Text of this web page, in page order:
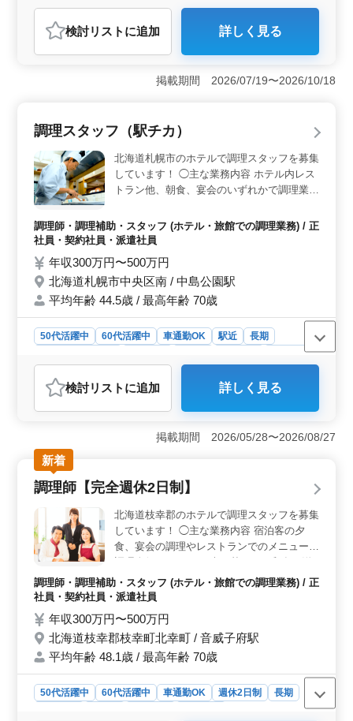
おすすめポイント
＜充実した福利厚生＞ この求人は、安定した収入に加
え、賞与も支給されるため、経済的な安心感がありま
す。雇用保険や労災保険、健康保険、厚生年金などの福
で、アクセスが非常に良好です。これにより、通勤の負
担が軽減され、仕事と生活のバランスを取りやすくなり
ます。週休2日制でシフトも柔軟に対応できるため、プラ
イベートの時間も確保しやすいです。 ＜経験を活か
せる職場＞ 50歳以上の方が活躍しており、調理師資格
や長年の調理経験を持つ方には優遇があります。調理経
験が1年以上あれば応募可能で、自分のスキルを最大限に
発揮できる環境です。
検討リスト に追加 詳しく見る
掲載期間 2026/07/19〜2026/10/18
調理スタッフ（駅チカ）
北海道札幌市のホテルで調理スタッフを募集
しています！ ◯主な業務内容 ホテル内レス
トラン他、朝食、宴会のいずれかで調理業務
板焼き など） ・調理業務 ・仕込み ・盛り
付け ・厨房業務 ・清掃、片付け ＊駅チカ
格お持ちの方、調理師経験20年以上の方は
条件面優遇します！ 今までの経験を活かし
て、厨房で活躍してみませんか？
調理師・調理補助・スタッフ (ホテル・旅館での調理業務) / 正
社員・契約社員・派遣社員
年収300万円〜500万円
北海道札幌市中央区南 / 中島公園駅
平均年齢 44.5歳 / 最高年齢 70歳
50代活躍中 60代活躍中 車通勤OK 駅近
長期
派遣社員
おすすめポイント
＜駅チカで通勤便利＞ この求人は、札幌市中央区の中
島公園駅近くにあり、通勤が非常に便利です。駅チカの
職場で、時間の無駄を省き、スムーズに出勤できま
す。 ＜残業少なめで働きやすい環境＞ 月の残業は
10時間程度と少なく、プライベートな時間を大切にした
い方に適しています。さらに、シフト制で月7～10日の公
休があり、仕事と生活のバランスを保ちやすい職場環境
です。 ＜幅広い調理経験を活かせる職場＞ ホテル
内のレストランや宴会での調理を担当し、和食や洋食、
鉄板焼きなど、さまざまな料理を手掛けることができま
す。これまでの経験を活かし、さらにスキルを磨ける職
場です。
検討リスト に追加 詳しく見る
掲載期間 2026/05/28〜2026/08/27
新着
調理師【完全週休2日制】
北海道枝幸郡のホテルで調理スタッフを募集
しています！ ◯主な業務内容 宿泊客の夕
食、宴会の調理やレストランでのメニューの
調理全般 ・メニュー表に基づいた和食、洋
食、中華の調理 ・厨房内の清掃、管理等 ・
海産物など特産品を活かしたメニューの企画
服支給 ＊完全週休2日制 ＊住み込み可 調理
師資格お持ちの方、調理師経験20年以上の
方は条件面優遇します！ 今までの経験を活
かして、厨房で活躍してみませんか？
調理師・調理補助・スタッフ (ホテル・旅館での調理業務) / 正
社員・契約社員・派遣社員
年収300万円〜500万円
北海道枝幸郡枝幸町北幸町 / 音威子府駅
平均年齢 48.1歳 / 最高年齢 70歳
50代活躍中 60代活躍中 車通勤OK 週休2日制
長期